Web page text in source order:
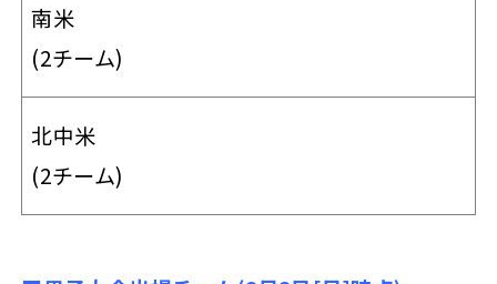
南米
(2チーム)
北中米
(2チーム)